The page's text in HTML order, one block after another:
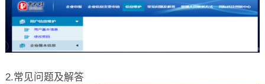
2.常见问题及解答